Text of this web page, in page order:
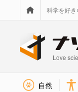
科学を好
Love
自然